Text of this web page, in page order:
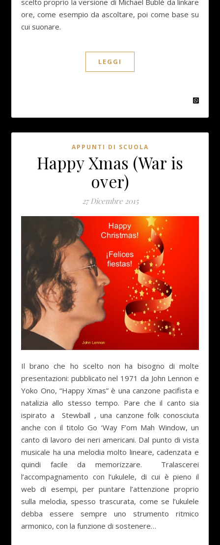
scelto proprio la versione di Michael Bublè da linkare
ore, come esempio da ascoltare, poi come base su
cui suonare.
LEGGI
APPUNTI DI SCUOLA
Happy Xmas (War is
over)
27 Dicembre 2015
Il brano che ho scelto non ha bisogno di molte
presentazioni: pubblicato nel 1971 da John Lennon e
Yoko Ono, “Happy Xmas” è una canzone pacifista e
natalizia allo stesso tempo. Pare che il canto sia
ispirato a Stewball , una canzone folk conosciuta
anche con il titolo Go ‘Way F’om Mah Window, un
canto di lavoro dei neri americani. Dal punto di vista
musicale ha una melodia molto lineare, cadenzata e
quindi facile da memorizzare. Tralascerei
l’accompagnamento con l’ukulele, di cui è pieno il
web di esempi, per puntare l’attenzione proprio
sulla melodia, spesso trascurata, come se l’ukulele
debba essere sempre uno strumento ritmico
armonico, con la funzione di sostenere…